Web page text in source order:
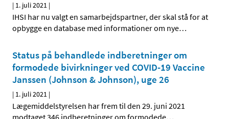
| 1. juli 2021 |
IHSI har nu valgt en samarbejdspartner, der skal stå for at
opbygge en database med informationer om nye…
Status på behandlede indberetninger om
formodede bivirkninger ved COVID-19 Vaccine
Janssen (Johnson & Johnson), uge 26
| 1. juli 2021 |
Lægemiddelstyrelsen har frem til den 29. juni 2021